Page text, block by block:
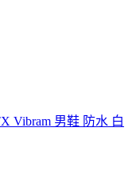
Vibram 男鞋 防水 白